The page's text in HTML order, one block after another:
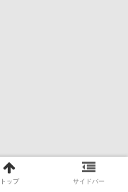
トップ サイドバー